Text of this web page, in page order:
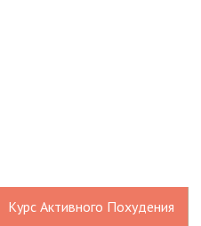
Курс Активного Похудения